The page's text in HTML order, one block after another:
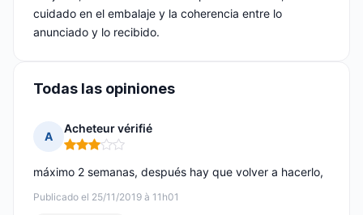
cuidado en el embalaje y la coherencia entre lo
anunciado y lo recibido.
Todas las opiniones
A
Acheteur vérifié
Nota: 3 de 5
Publicado el 25/11/2019 à 11h01
máximo 2 semanas, después hay que volver a hacerlo,